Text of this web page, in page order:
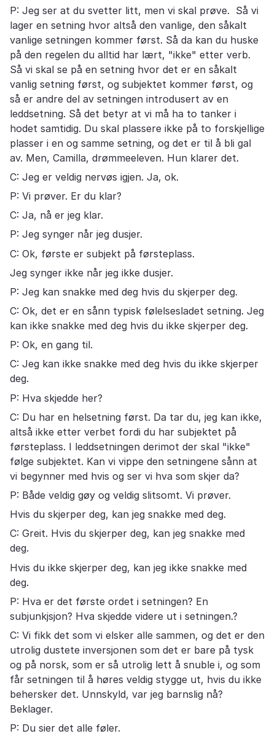
P: Jeg ser at du svetter litt, men vi skal prøve. Så vi
lager en setning hvor altså den vanlige, den såkalt
vanlige setningen kommer først. Så da kan du huske
på den regelen du alltid har lært, "ikke" etter verb.
Så vi skal se på en setning hvor det er en såkalt
vanlig setning først, og subjektet kommer først, og
så er andre del av setningen introdusert av en
leddsetning. Så det betyr at vi må ha to tanker i
hodet samtidig. Du skal plassere ikke på to forskjellige
plasser i en og samme setning, og det er til å bli gal
av. Men, Camilla, drømmeeleven. Hun klarer det.
C: Jeg er veldig nervøs igjen. Ja, ok.
P: Vi prøver. Er du klar?
C: Ja, nå er jeg klar.
P: Jeg synger når jeg dusjer.
C: Ok, første er subjekt på førsteplass.
Jeg synger ikke når jeg ikke dusjer.
P: Jeg kan snakke med deg hvis du skjerper deg.
C: Ok, det er en sånn typisk følelsesladet setning. Jeg
kan ikke snakke med deg hvis du ikke skjerper deg.
P: Ok, en gang til.
C: Jeg kan ikke snakke med deg hvis du ikke skjerper
deg.
P: Hva skjedde her?
C: Du har en helsetning først. Da tar du, jeg kan ikke,
altså ikke etter verbet fordi du har subjektet på
førsteplass. I leddsetningen derimot der skal "ikke"
følge subjektet. Kan vi vippe den setningene sånn at
vi begynner med hvis og ser vi hva som skjer da?
P: Både veldig gøy og veldig slitsomt. Vi prøver.
Hvis du skjerper deg, kan jeg snakke med deg.
C: Greit. Hvis du skjerper deg, kan jeg snakke med
deg.
Hvis du ikke skjerper deg, kan jeg ikke snakke med
deg.
P: Hva er det første ordet i setningen? En
subjunkjsjon? Hva skjedde videre ut i setningen.?
C: Vi fikk det som vi elsker alle sammen, og det er den
utrolig dustete inversjonen som det er bare på tysk
og på norsk, som er så utrolig lett å snuble i, og som
får setningen til å høres veldig stygge ut, hvis du ikke
behersker det. Unnskyld, var jeg barnslig nå?
Beklager.
P: Du sier det alle føler.